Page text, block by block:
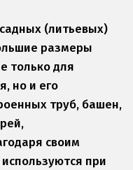
(литьевых)
размеры
только для
но и его
труб, башен,
своим
при